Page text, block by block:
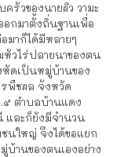
กมาตั้งถิ่นฐานเพื่อ
มาก็ได้มีหลายๆ
วไร่ปลายนาของตน
ดเป็นหมู่บ้านของ
พืชผล จังหวัด
๕ ตำบลบ้านแดง
และก็ยังมีจำนวน
นใหญ่ จึงได้ขอแยก
านของตนเองอย่าง